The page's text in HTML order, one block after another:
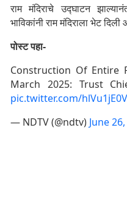
राम मंदिराचे उद्घाटन
भाविकांनी राम मंदिराला भेट
पोस्ट पहा-
Construction Of Entire
March 2025: Trust
pic.twitter.com/
— NDTV (@ndtv) June